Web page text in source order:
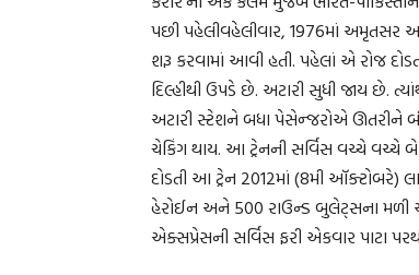
પછી પહેલીવહેલીવાર, 1976માં અમૃતસર
શરૂ કરવામાં આવી હતી. પહેલાં એ રોજ
દિલ્હીથી ઉપડે છે. અટારી સુધી જાય છે.
અટારી સ્ટેશને બધા પેસેન્જરોએ ઊતરીને
ચેકિંગ થાય. આ ટ્રેનની સર્વિસ વચ્ચે વચ્ચે
દોડતી આ ટ્રેન 2012માં (8મી ઑક્ટોબરે)
હેરોઈન અને 500 રાઉન્ડ બુલેટ્સના મળી
એક્સપ્રેસની સર્વિસ ફરી એકવાર પાટા